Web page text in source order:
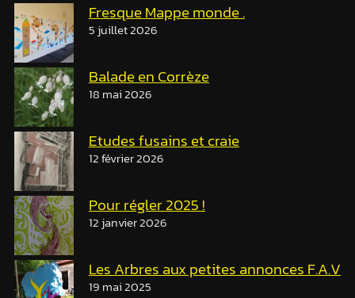
Fresque Mappe monde .
5 juillet 2026
Balade en Corrèze
18 mai 2026
Etudes fusains et craie
12 février 2026
Pour régler 2025 !
12 janvier 2026
Les Arbres aux petites annonces F.A.V
19 mai 2025